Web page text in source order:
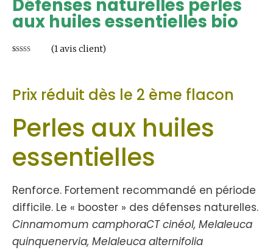
Défenses naturelles perles
aux huiles essentielles bio
(1avis client)
Prix réduit dès le 2 ème flacon
Perles aux huiles
essentielles
Renforce. Fortement recommandé en période
difficile. Le « booster » des défenses naturelles.
Cinnamomum camphoraCT cinéol, Melaleuca
quinquenervia, Melaleuca alternifolia